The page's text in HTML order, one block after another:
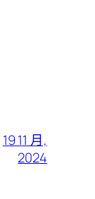
19 11 月,
2024